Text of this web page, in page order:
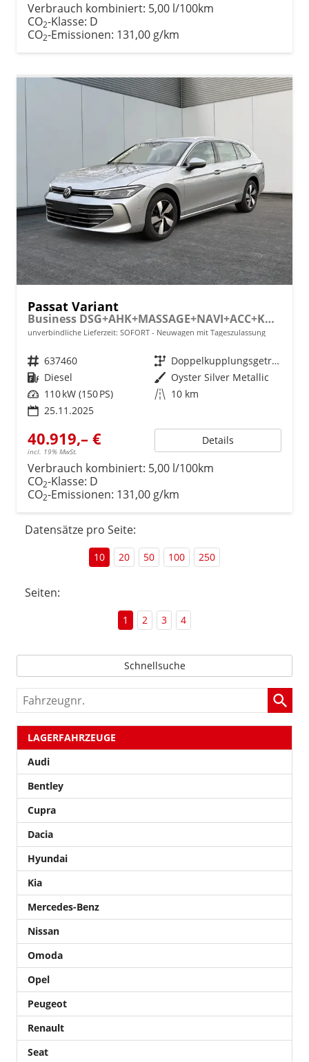
Verbrauch kombiniert: 5,00 l/100km
CO2-Klasse: D
CO2-Emissionen: 131,00 g/km
Passat Variant
Business DSG+AHK+MASSAGE+NAVI+ACC+KAMERA+LED+17" ALU
unverbindliche Lieferzeit: SOFORT Neuwagen mit Tageszulassung
Fahrzeugnr. 637460 Getriebe
Doppelkupplungsgetriebe (DSG)
Kraftstoff Diesel Außenfarbe Oyster Silver Metallic
Leistung 110 kW (150 PS) Kilometerstand 10 km
25.11.2025
40.919,– €
incl. 19% MwSt.
Details
Verbrauch kombiniert: 5,00 l/100km
CO2-Klasse: D
CO2-Emissionen: 131,00 g/km
Datensätze pro Seite:
10 20 50 100 250
Seiten:
1 2 3 4
Schnellsuche
Fahrzeugnr.
LAGERFAHRZEUGE
Audi
Bentley
Cupra
Dacia
Hyundai
Kia
Mercedes-Benz
Nissan
Omoda
Opel
Peugeot
Renault
Seat